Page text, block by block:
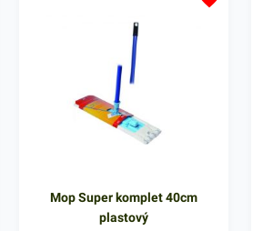
Mop Super komplet 40cm
plastový